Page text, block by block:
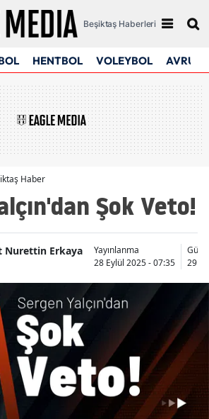
Beşiktaş Haberleri
HENTBOL VOLEYBOL
Haber
Şok Veto!
Nurettin Erkaya
Yayınlanma
28 Eylül 2025 - 07:35
29